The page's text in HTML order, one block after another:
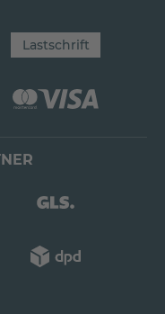
Lastschrift